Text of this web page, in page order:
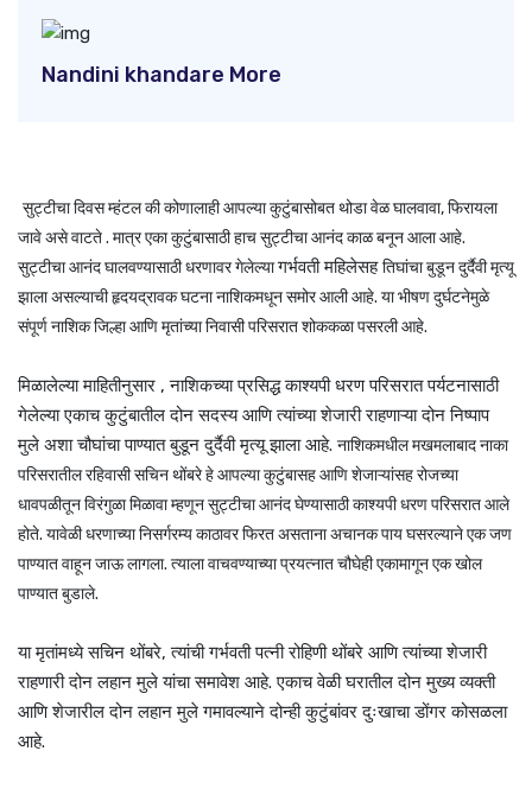
Nandini khandare More
सुट्टीचा दिवस म्हंटल की कोणालाही आपल्या कुटुंबासोबत थोडा वेळ घालवावा, फिरायला
जावे असे वाटते . मात्र एका कुटुंबासाठी हाच सुट्टीचा आनंद काळ बनून आला आहे.
सुट्टीचा आनंद घालवण्यासाठी धरणावर गेलेल्यागर्भवती महिलेसहतिघांचा बुडून दुर्दैवी मृत्यू
झाला असल्याची हृदयद्रावक घटना नाशिकमधून समोर आली आहे. या भीषण दुर्घटनेमुळे
संपूर्ण नाशिक जिल्हा आणि मृतांच्या निवासी परिसरात शोककळा पसरली आहे.
मिळालेल्या माहितीनुसार , नाशिकच्या प्रसिद्ध काश्यपी धरण परिसरात पर्यटनासाठी
गेलेल्या एकाच कुटुंबातील दोन सदस्य आणि त्यांच्या शेजारी राहणाऱ्या दोन निष्पाप
मुले अशा चौघांचा पाण्यात बुडून दुर्दैवी मृत्यू झाला आहे. नाशिकमधील मखमलाबाद नाका
परिसरातील रहिवासी सचिन थोंबरे हे आपल्या कुटुंबासह आणि शेजाऱ्यांसह रोजच्या
धावपळीतून विरंगुळा मिळावा म्हणून सुट्टीचा आनंद घेण्यासाठी काश्यपी धरण परिसरात आले
होते. यावेळी धरणाच्या निसर्गरम्य काठावर फिरत असताना अचानक पाय घसरल्याने एक जण
पाण्यात वाहून जाऊ लागला. त्याला वाचवण्याच्या प्रयत्नात चौघेही एकामागून एक खोल
पाण्यात बुडाले.
या मृतांमध्ये सचिन थोंबरे, त्यांची गर्भवती पत्नी रोहिणी थोंबरे आणि त्यांच्या शेजारी
राहणारी दोन लहान मुले यांचा समावेश आहे. एकाच वेळी घरातील दोन मुख्य व्यक्ती
आणि शेजारील दोन लहान मुले गमावल्याने दोन्ही कुटुंबांवर दुःखाचा डोंगर कोसळला
आहे.